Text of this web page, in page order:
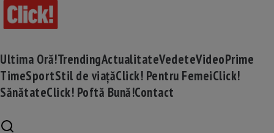
Ultima Oră!TrendingActualitateVedeteVideoPrime
TimeSportStil de viațăClick! Pentru FemeiClick!
SănătateClick! Poftă Bună!Contact